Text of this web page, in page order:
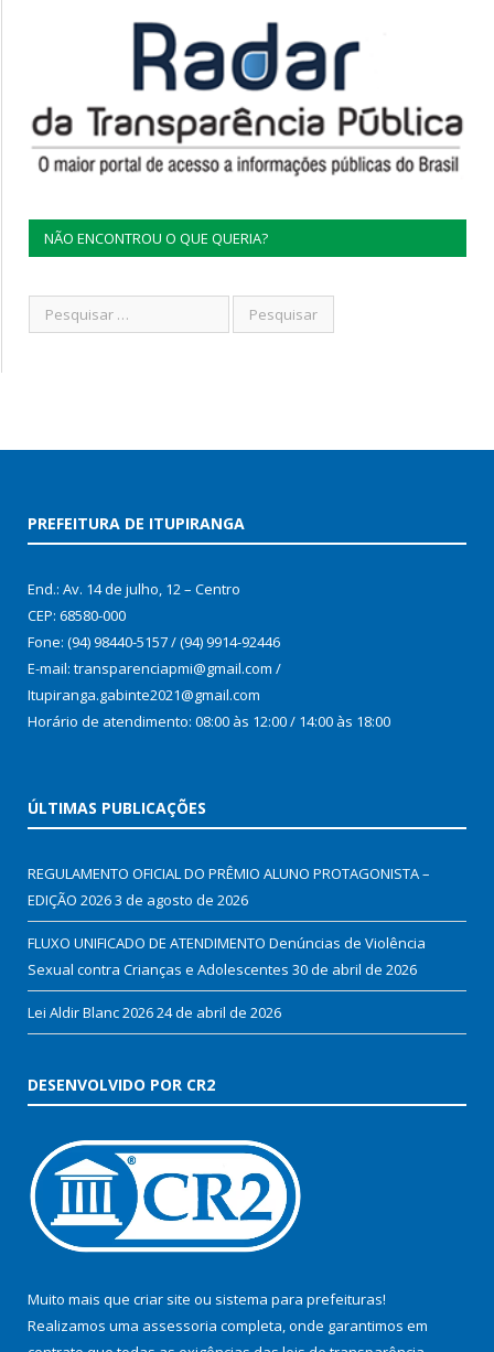
NÃO ENCONTROU O QUE QUERIA?
PREFEITURA DE ITUPIRANGA
End.: Av. 14 de julho, 12 – Centro
CEP: 68580-000
Fone: (94) 98440-5157 / (94) 9914-92446
E-mail: transparenciapmi@gmail.com /
Itupiranga.gabinte2021@gmail.com
Horário de atendimento: 08:00 às 12:00 / 14:00 às 18:00
ÚLTIMAS PUBLICAÇÕES
REGULAMENTO OFICIAL DO PRÊMIO ALUNO PROTAGONISTA –
EDIÇÃO 20263 de agosto de 2026
FLUXO UNIFICADO DE ATENDIMENTO Denúncias de Violência
Sexual contra Crianças e Adolescentes 30 de abril de 2026
Lei Aldir Blanc 202624 de abril de 2026
DESENVOLVIDO POR CR2
Muito mais que criar site ou sistema para prefeituras!
Realizamos uma assessoria completa, onde garantimos em